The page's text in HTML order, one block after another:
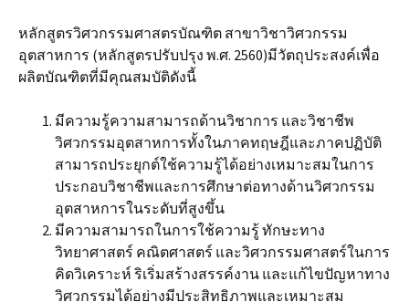
หลักสูตรวิศวกรรมศาสตรบัณฑิต สาขาวิชาวิศวกรรม
อุตสาหการ (หลักสูตรปรับปรุง พ.ศ. 2560)มีวัตถุประสงค์เพื่อ
ผลิตบัณฑิตที่มีคุณสมบัติดังนี้
มีความรู้ความสามารถด้านวิชาการ และวิชาชีพ
วิศวกรรมอุตสาหการทั้งในภาคทฤษฎีและภาคปฏิบัติ
สามารถประยุกต์ใช้ความรู้ได้อย่างเหมาะสมในการ
ประกอบวิชาชีพและการศึกษาต่อทางด้านวิศวกรรม
อุตสาหการในระดับที่สูงขึ้น
มีความสามารถในการใช้ความรู้ ทักษะทาง
วิทยาศาสตร์ คณิตศาสตร์ และวิศวกรรมศาสตร์ในการ
คิดวิเคราะห์ ริเริ่มสร้างสรรค์งาน และแก้ไขปัญหาทาง
วิศวกรรมได้อย่างมีประสิทธิภาพและเหมาะสม